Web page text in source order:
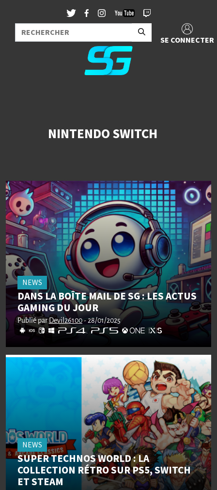
SE CONNECTER
NINTENDO SWITCH
NEWS
DANS LA BOÎTE MAIL DE SG : LES ACTUS
GAMING DU JOUR
Publié parDevil26100- 28/01/2025
NEWS
SUPER TECHNOS WORLD : LA
COLLECTION RÉTRO SUR PS5, SWITCH
ET STEAM